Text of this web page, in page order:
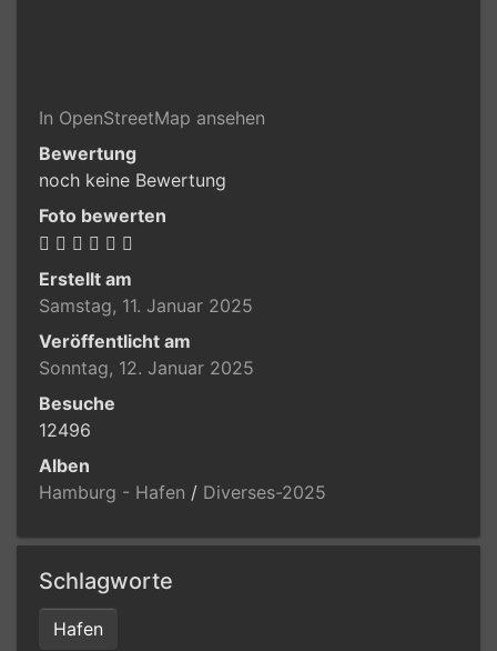
In OpenStreetMap ansehen
Bewertung
noch keine Bewertung
Foto bewerten
Erstellt am
Samstag, 11. Januar 2025
Veröffentlicht am
Sonntag, 12. Januar 2025
Besuche
12496
Alben
Hamburg - Hafen / Diverses-2025
Schlagworte
Hafen